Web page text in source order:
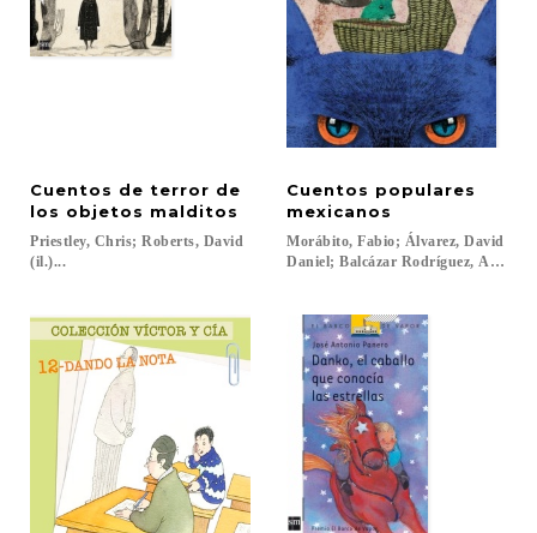
Cuentos de terror de
los objetos malditos
Priestley, Chris; Roberts, David
(il.)...
Cuentos populares
mexicanos
Morábito, Fabio; Álvarez, David
Daniel; Balcázar Rodríguez,